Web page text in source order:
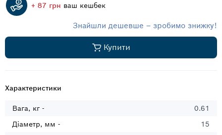
+ 87 грн ваш кешбек
Знайшли дешевше – зробимо знижку!
Купити
Характеристики
Вага, кг -
0.61
Діаметр, мм -
15